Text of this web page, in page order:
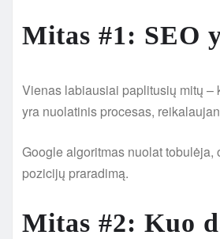
Mitas #1: SEO
Vienas labiausiai paplitusių mitų –
yra nuolatinis procesas,
Google algoritmas nuolat
pozicijų praradimą.
Mitas #2: Kuo